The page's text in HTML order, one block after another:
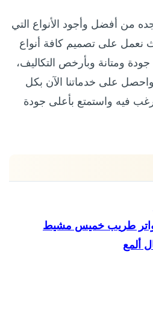
من أفضل وأجود الأنواع التي
نعمل على تصميم كافة أنواع
ومتانة وبأرخص التكاليف،
واحصل على خدماتنا الآن بكل
فيه واستمتع بأعلى جودة
طريب خميس مشيط
ألمع